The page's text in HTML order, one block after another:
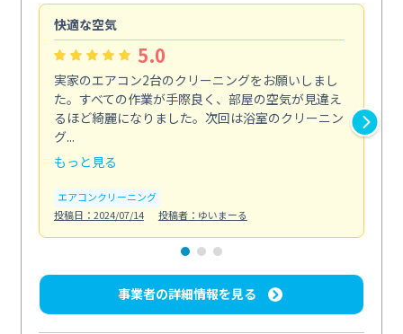
快適な空気
5.0
実家のエアコン2台のクリーニングをお願いしまし
た。すべての作業が手際良く、部屋の空気が見違え
るほど綺麗になりました。次回は浴室のクリーニン
グ...
もっと見る
エアコンクリーニング
投稿日：2024/07/14
投稿者：ゆいまーる
事業者の詳細情報を見る